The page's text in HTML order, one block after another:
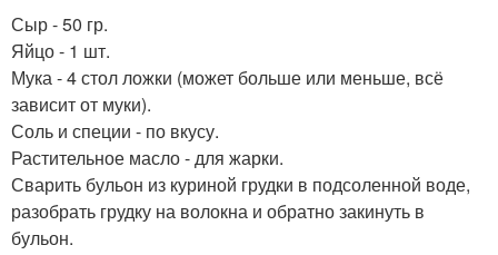
Сыр - 50 гр.
Яйцо - 1 шт.
Мука - 4 стол ложки (может больше или меньше, всё
зависит от муки).
Соль и специи - по вкусу.
Растительное масло - для жарки.
Сварить бульон из куриной грудки в подсоленной воде,
разобрать грудку на волокна и обратно закинуть в
бульон.